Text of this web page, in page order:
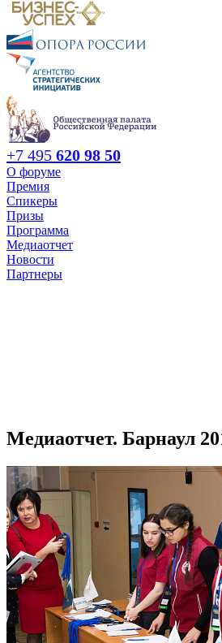
+7 495 620 98 50
О форуме
Премия
Спикеры
Призы
Программа
Медиаотчет
Новости
Партнеры
Медиаотчет. Барнаул